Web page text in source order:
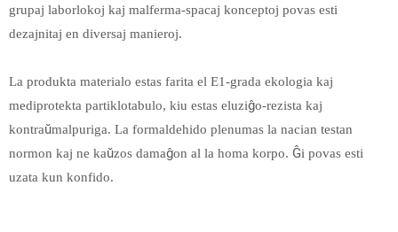
grupaj laborlokoj kaj malferma-spacaj konceptoj povas esti
dezajnitaj en diversaj manieroj.
La produkta materialo estas farita el E1-grada ekologia kaj
mediprotekta partiklotabulo, kiu estas eluziĝo-rezista kaj
kontraŭmalpuriga. La formaldehido plenumas la nacian testan
normon kaj ne kaŭzos damaĝon al la homa korpo. Ĝi povas esti
uzata kun konfido.